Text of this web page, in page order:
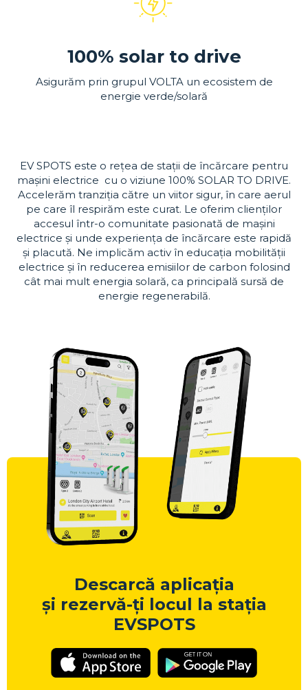
100% solar to drive
Asigurăm prin grupul VOLTA un ecosistem de
energie verde/solară
EV SPOTS este o rețea de stații de încărcare pentru
mașini electrice cu o viziune 100% SOLAR TO DRIVE.
Accelerăm tranziția către un viitor sigur, în care aerul
pe care îl respirăm este curat. Le oferim clienților
accesul într-o comunitate pasionată de mașini
electrice și unde experiența de încărcare este rapidă
și placută. Ne implicăm activ în educația mobilității
electrice și în reducerea emisiilor de carbon folosind
cât mai mult energia solară, ca principală sursă de
energie regenerabilă.
Descarcă aplicația
și rezervă-ți locul la stația
EVSPOTS